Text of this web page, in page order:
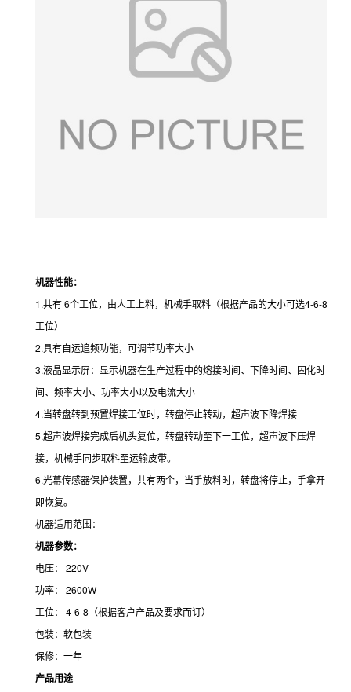
机器性能：
1.共有 6个工位，由人工上料，机械手取料（根据产品的大小可选4-6-8
工位）
2.具有自运追频功能，可调节功率大小
3.液晶显示屏：显示机器在生产过程中的熔接时间、下降时间、固化时
间、频率大小、功率大小以及电流大小
4.当转盘转到预置焊接工位时，转盘停止转动，超声波下降焊接
5.超声波焊接完成后机头复位，转盘转动至下一工位，超声波下压焊
接，机械手同步取料至运输皮带。
6.光幕传感器保护装置，共有两个，当手放料时，转盘将停止，手拿开
即恢复。
机器适用范围：
机器参数：
电压： 220V
功率： 2600W
工位： 4-6-8（根据客户产品及要求而订）
包装：软包装
保修：一年
产品用途